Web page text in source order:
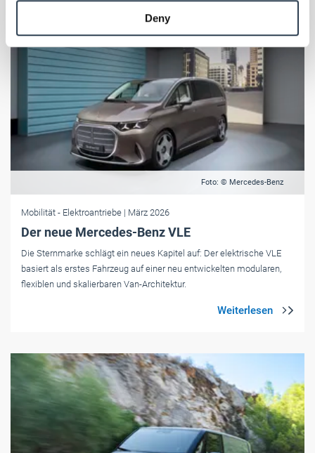
provided to them or that they’ve collected from your use
Weitere Informationen:Impressum Datenschutz
Deny
Foto: © Mercedes-Benz
Mobilität - Elektroantriebe | März 2026
Der neue Mercedes-Benz VLE
Die Sternmarke schlägt ein neues Kapitel auf: Der elektrische VLE
basiert als erstes Fahrzeug auf einer neu entwickelten modularen,
flexiblen und skalierbaren Van-Architektur.